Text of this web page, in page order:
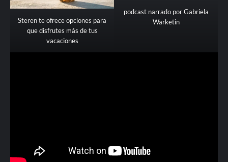
Steren te ofrece opciones para
que disfrutes más de tus
vacaciones
podcast narrado por Gabriela
Warketin